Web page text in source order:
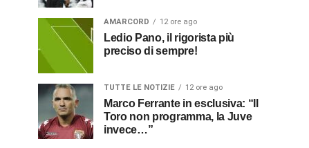
AMARCORD 12 ore ago
Ledio Pano, il rigorista più
preciso di sempre!
TUTTE LE NOTIZIE 12 ore ago
Marco Ferrante in esclusiva: “Il
Toro non programma, la Juve
invece…”